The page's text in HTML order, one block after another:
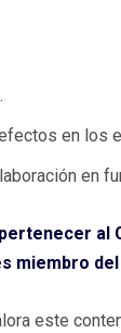
en los
en
miembro
este